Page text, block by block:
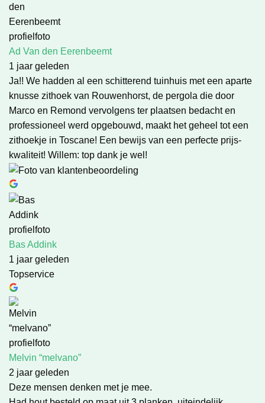
Ad Van den Eerenbeemt
1 jaar geleden
Ja!! We hadden al een schitterend tuinhuis met een aparte
knusse zithoek van Rouwenhorst, de pergola die door
Marco en Remond vervolgens ter plaatsen bedacht en
professioneel werd opgebouwd, maakt het geheel tot een
zithoekje in Toscane! Een bewijs van een perfecte prijs-
kwaliteit! Willem: top dank je wel!
Bas Addink
1 jaar geleden
Topservice
Melvin “melvano”
2 jaar geleden
Deze mensen denken met je mee.